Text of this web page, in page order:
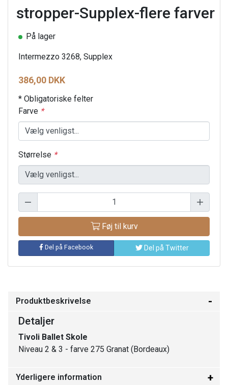
stropper-Supplex-flere farver
På lager
Intermezzo 3268, Supplex
386,00 DKK
* Obligatoriske felter
Farve *
Størrelse *
Føj til kurv
Del på Facebook Del på Twitter
Produktbeskrivelse
Detaljer
Tivoli Ballet Skole
Niveau 2 & 3 - farve 275 Granat (Bordeaux)
Yderligere information